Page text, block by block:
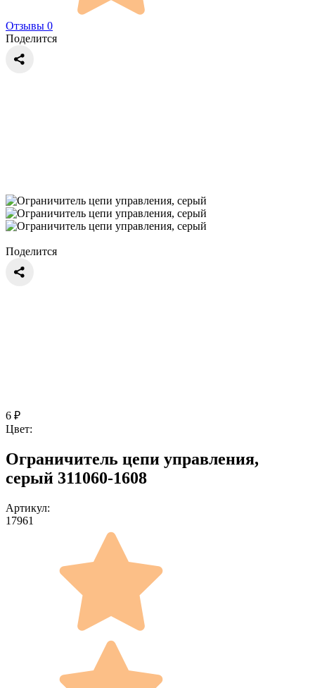
Отзывы 0
Поделится
Поделится
6 ₽
Цвет:
Ограничитель цепи управления,
серый 311060-1608
Артикул:
17961